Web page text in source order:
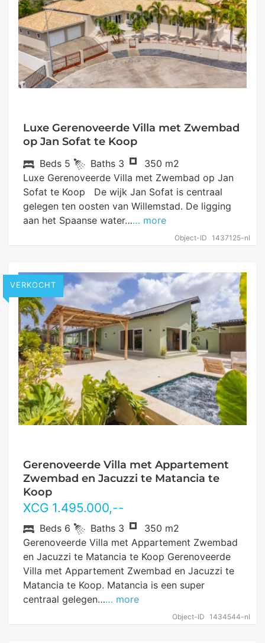
Luxe Gerenoveerde Villa met Zwembad
op Jan Sofat te Koop
Object-ID 1437125-nl
Beds 5 Baths 3
350 m2
Luxe Gerenoveerde Villa met Zwembad op Jan
Sofat te Koop De wijk Jan Sofat is centraal
gelegen ten oosten van Willemstad. De ligging
aan het Spaanse water…… more
VERKOCHT
Gerenoveerde Villa met Appartement
Zwembad en Jacuzzi te Matancia te
Koop
XCG 1.495.000,--
Object-ID 1434544-nl
Beds 6 Baths 3
350 m2
Gerenoveerde Villa met Appartement Zwembad
en Jacuzzi te Matancia te Koop Gerenoveerde
Villa met Appartement Zwembad en Jacuzzi te
Matancia te Koop. Matancia is een super
centraal gelegen…… more